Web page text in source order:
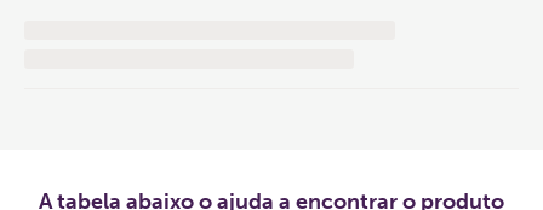
A tabela abaixo o ajuda a encontrar o produto